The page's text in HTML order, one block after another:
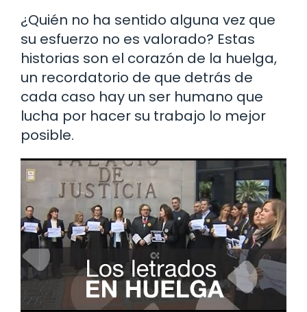
¿Quién no ha sentido alguna vez que
su esfuerzo no es valorado? Estas
historias son el corazón de la huelga,
un recordatorio de que detrás de
cada caso hay un ser humano que
lucha por hacer su trabajo lo mejor
posible.